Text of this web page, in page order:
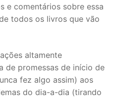
e comentários sobre essa
todos os livros que vão
altamente
de promessas de início de
fez algo assim) aos
do dia-a-dia (tirando